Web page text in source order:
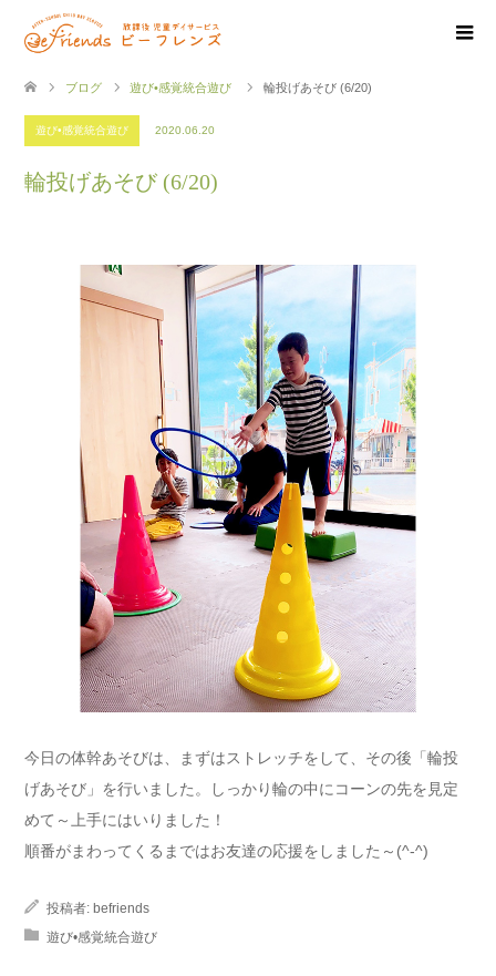
ブログ 遊び•感覚統合遊び 輪投げあそび (6/20)
遊び•感覚統合遊び 2020.06.20
輪投げあそび (6/20)
今日の体幹あそびは、まずはストレッチをして、その後「輪投
げあそび」を行いました。しっかり輪の中にコーンの先を見定
めて～上手にはいりました！
順番がまわってくるまではお友達の応援をしました～(^-^)
投稿者: befriends
遊び•感覚統合遊び